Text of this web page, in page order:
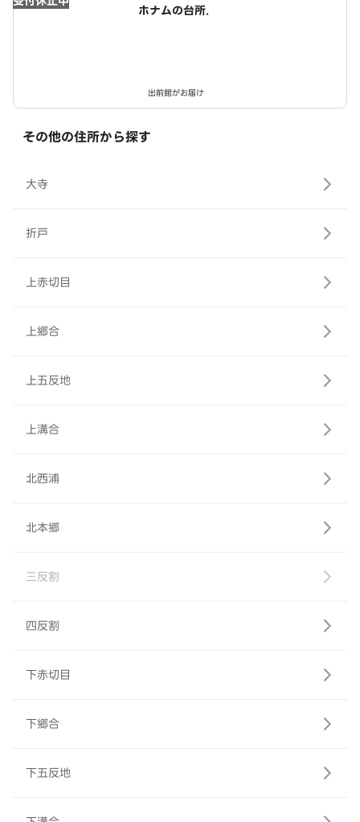
ホナムの台所.
出前館がお届け
その他の住所から探す
大寺
折戸
上赤切目
上郷合
上五反地
上溝合
北西浦
北本郷
三反割
四反割
下赤切目
下郷合
下五反地